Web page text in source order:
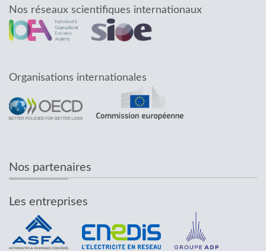
Nos réseaux scientifiques internationaux
Organisations internationales
Nos partenaires
Les entreprises